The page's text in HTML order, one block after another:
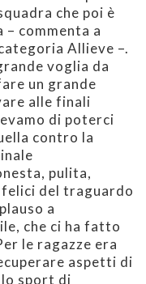
che poi è
commenta a
Allieve –.
voglia da
un grande
alle finali
di poterci
contro la
pulita,
del traguardo
a
che ci ha fatto
le ragazze era
aspetti di
sport di